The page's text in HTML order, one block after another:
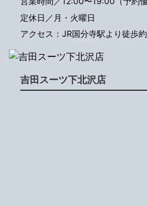
定休日／月・火曜日
アクセス：JR国分寺駅より徒歩
吉田スーツ下北沢店